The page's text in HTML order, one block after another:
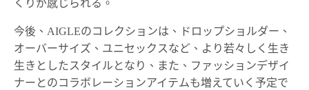
くりが感じられる。
今後、AIGLEのコレクションは、ドロップショルダー、
オーバーサイズ、ユニセックスなど、より若々しく生き
生きとしたスタイルとなり、また、ファッションデザイ
ナーとのコラボレーションアイテムも増えていく予定で